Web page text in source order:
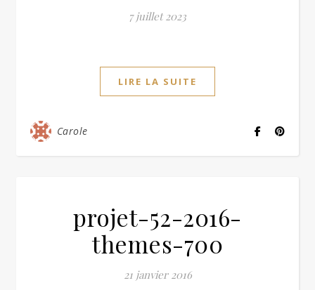
7 juillet 2023
LIRE LA SUITE
Carole
projet-52-2016-
themes-700
21 janvier 2016